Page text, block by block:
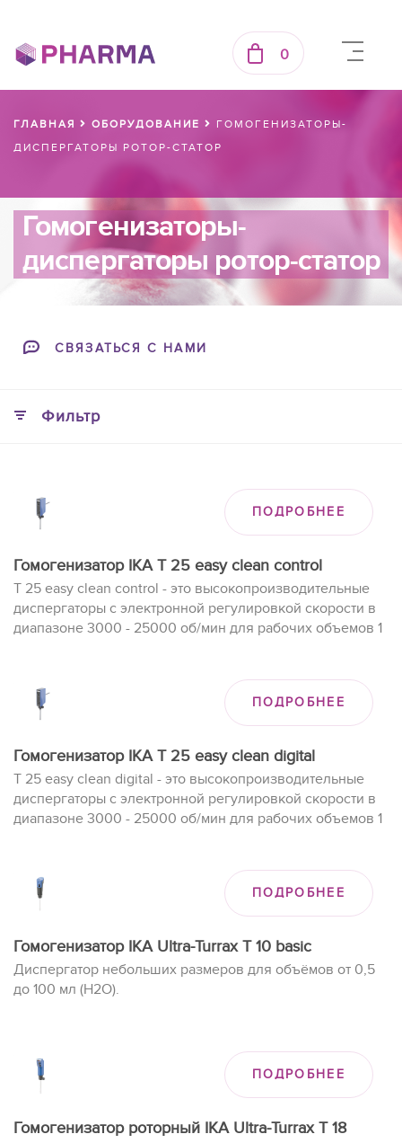
0
ГЛАВНАЯ ОБОРУДОВАНИЕ
ГОМОГЕНИЗАТОРЫ-
ДИСПЕРГАТОРЫ РОТОР-СТАТОР
Гомогенизаторы-
диспергаторы ротор-статор
СВЯЗАТЬСЯ С НАМИ
Фильтр
ПОДРОБНЕЕ
Гомогенизатор IKA T 25 easy clean control
T 25 easy clean control - это высокопроизводительные
диспергаторы с электронной регулировкой скорости в
диапазоне 3000 - 25000 об/мин для рабочих объемов 1
ПОДРОБНЕЕ
Гомогенизатор IKA T 25 easy clean digital
T 25 easy clean digital - это высокопроизводительные
диспергаторы с электронной регулировкой скорости в
диапазоне 3000 - 25000 об/мин для рабочих объемов 1
ПОДРОБНЕЕ
Гомогенизатор IKA Ultra-Turrax T 10 basic
Диспергатор небольших размеров для объёмов от 0,5
до 100 мл (H2O).
ПОДРОБНЕЕ
Гомогенизатор роторный IKA Ultra-Turrax T 18